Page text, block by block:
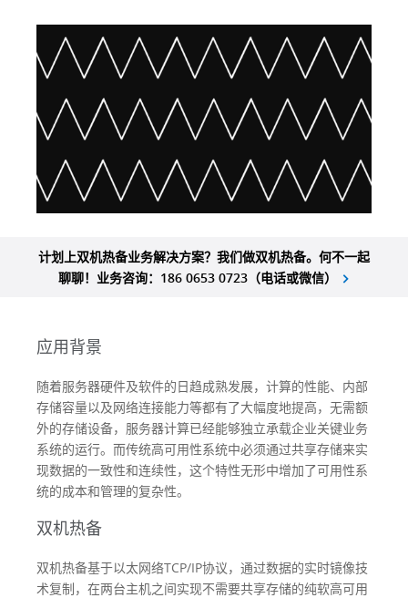
计划上双机热备业务解决方案？我们做双机热备。何不一起
聊聊！业务咨询：186 0653 0723（电话或微信）
应用背景
随着服务器硬件及软件的日趋成熟发展，计算的性能、内部
存储容量以及网络连接能力等都有了大幅度地提高，无需额
外的存储设备，服务器计算已经能够独立承载企业关键业务
系统的运行。而传统高可用性系统中必须通过共享存储来实
现数据的一致性和连续性，这个特性无形中增加了可用性系
统的成本和管理的复杂性。
双机热备
双机热备基于以太网络TCP/IP协议，通过数据的实时镜像技
术复制，在两台主机之间实现不需要共享存储的纯软高可用